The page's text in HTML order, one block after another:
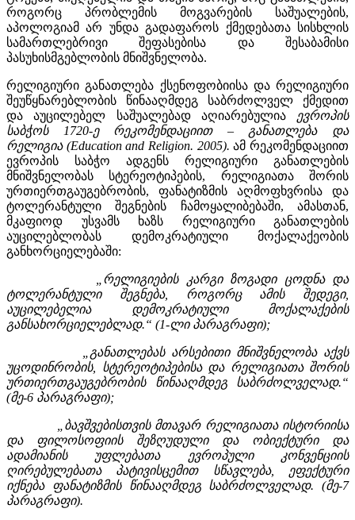
როგორც პრობლემის მოგვარების საშუალების,
აპოლოგიამ არ უნდა გადაფაროს ქმედებათა სისხლის
სამართლებრივი შეფასებისა და შესაბამისი
პასუხისმგებლობის მნიშვნელობა.
რელიგიური განათლება ქსენოფობიისა და რელიგიური
შეუწყნარებლობის წინააღმდეგ საბრძოლველ ქმედით
და აუცილებელ საშუალებად აღიარებულია ევროპის
საბჭოს 1720-ე რეკომენდაციით – განათლება და
რელიგია (Education and Religion. 2005). ამ რეკომენდაციით
ევროპის საბჭო ადგენს რელიგიური განათლების
მნიშვნელობას სტერეოტიპების, რელიგიათა შორის
ურთიერთგაუგებრობის, ფანატიზმის აღმოფხვრისა და
ტოლერანტული შეგნების ჩამოყალიბებაში, ამასთან,
მკაფიოდ უსვამს ხაზს რელიგიური განათლების
აუცილებლობას დემოკრატიული მოქალაქეობის
განხორციელებაში:
რელიგიების კარგი ზოგადი ცოდნა და
ტოლერანტული შეგნება, როგორც ამის შედეგი,
აუცილებელია დემოკრატიული მოქალაქების
განსახორციელებლად.“ (1-ლი პარაგრაფი);
„განათლებას არსებითი მნიშვნელობა აქვს
უცოდინრობის, სტერეოტიპებისა და რელიგიათა შორის
ურთიერთგაუგებრობის წინააღმდეგ საბრძოლველად.“
(მე-6 პარაგრაფი);
„ბავშვებისთვის მთავარ რელიგიათა ისტორიისა
და ფილოსოფიის შეზღუდული და ობიექტური და
ადამიანის უფლებათა ევროპული კონვენციის
ღირებულებათა პატივისცემით სწავლება, ეფექტური
იქნება ფანატიზმის წინააღმდეგ საბრძოლველად. (მე-7
პარაგრაფი).